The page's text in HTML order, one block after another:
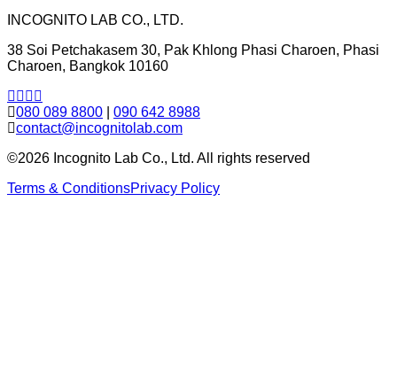
INCOGNITO LAB CO., LTD.
38 Soi Petchakasem 30, Pak Khlong Phasi Charoen, Phasi
Charoen, Bangkok 10160
080 089 8800
090 642 8988
contact@incognitolab.com
©2026 Incognito Lab Co., Ltd. All rights reserved
Terms & ConditionsPrivacy Policy